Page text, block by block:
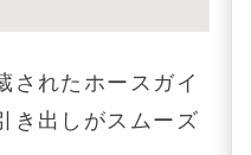
されたホースガイ
き出しがスムーズ